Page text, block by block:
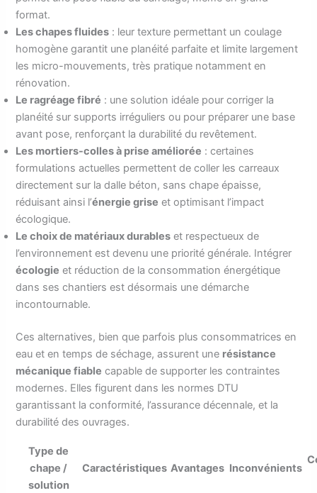
format.
Les chapes fluides : leur texture permettant un coulage
homogène garantit une planéité parfaite et limite largement
les micro-mouvements, très pratique notamment en
rénovation.
Le ragréage fibré : une solution idéale pour corriger la
planéité sur supports irréguliers ou pour préparer une base
avant pose, renforçant la durabilité du revêtement.
Les mortiers-colles à prise améliorée : certaines
formulations actuelles permettent de coller les carreaux
directement sur la dalle béton, sans chape épaisse,
réduisant ainsi l’énergie grise et optimisant l’impact
écologique.
Le choix de matériaux durables et respectueux de
l’environnement est devenu une priorité générale. Intégrer
écologie et réduction de la consommation énergétique
dans ses chantiers est désormais une démarche
incontournable.
Ces alternatives, bien que parfois plus consommatrices en
eau et en temps de séchage, assurent une résistance
mécanique fiable capable de supporter les contraintes
modernes. Elles figurent dans les normes DTU
garantissant la conformité, l’assurance décennale, et la
durabilité des ouvrages.
Type de
chape /
solution
Caractéristiques Avantages Inconvénients